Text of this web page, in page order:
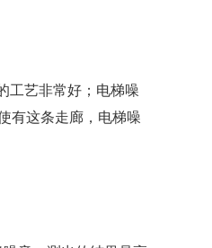
工艺非常好；电梯噪
有这条走廊，电梯噪